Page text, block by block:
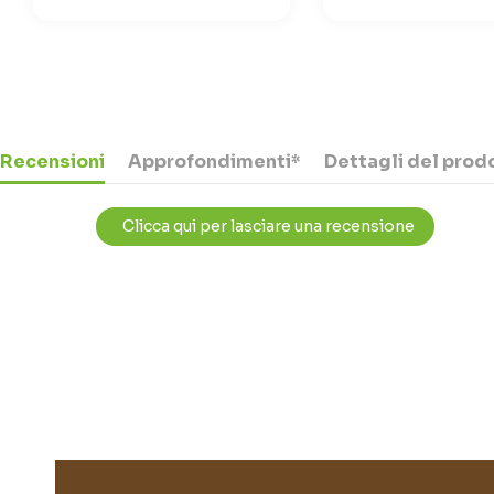
Recensioni Approfondimenti* Dettagli del
Clicca qui per lasciare una recensione